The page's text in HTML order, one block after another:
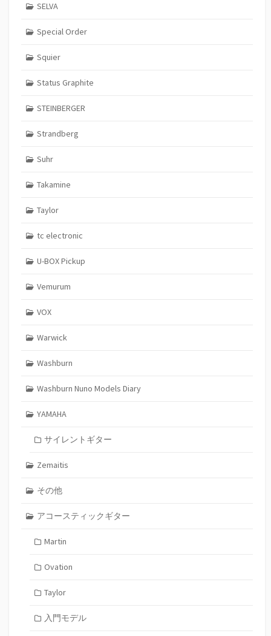
SELVA
Special Order
Squier
Status Graphite
STEINBERGER
Strandberg
Suhr
Takamine
Taylor
tc electronic
U-BOX Pickup
Vemurum
VOX
Warwick
Washburn
Washburn Nuno Models Diary
YAMAHA
サイレントギター
Zemaitis
その他
アコースティックギター
Martin
Ovation
Taylor
入門モデル